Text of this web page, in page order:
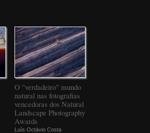
O "verdadeiro" mundo
natural nas fotografias
vencedoras dos Natural
Landscape Photography
Awards
Luís Octávio Costa